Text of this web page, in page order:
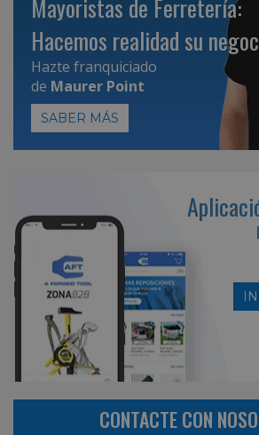
Mayoristas de Ferretería:
Hacemos realidad su
Hazte franquiciado
de Maurer Point
SABER MÁS
CONTACTE CON